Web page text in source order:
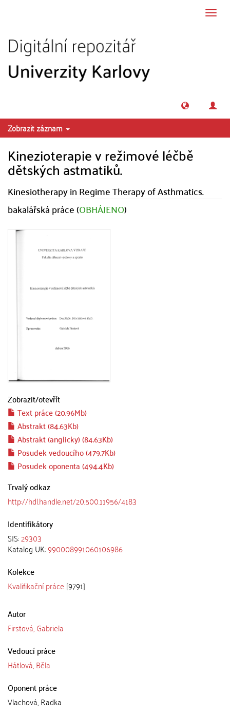
Zobrazit záznam
Kinezioterapie v režimové léčbě
dětských astmatiků.
Kinesiotherapy in Regime Therapy of Asthmatics.
bakalářská práce (OBHÁJENO)
Zobrazit/otevřít
Text práce (20.96Mb)
Abstrakt (84.63Kb)
Abstrakt (anglicky) (84.63Kb)
Posudek vedoucího (479.7Kb)
Posudek oponenta (494.4Kb)
Trvalý odkaz
http://hdl.handle.net/20.500.11956/4183
Identifikátory
SIS:29303
Katalog UK:990008991060106986
Kolekce
Kvalifikační práce [9791]
Autor
Firstová, Gabriela
Vedoucí práce
Hátlová, Běla
Oponent práce
Vlachová, Radka